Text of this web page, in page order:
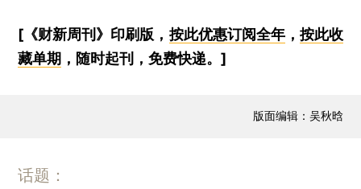
[《财新周刊》印刷版， 按此优惠订阅全年， 按此收
藏单期 ，随时起刊，免费快递。]
版面编辑：吴秋晗
话题：